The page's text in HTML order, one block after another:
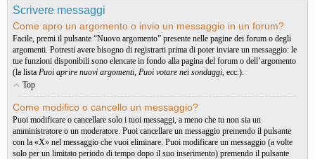
Scrivere messaggi
Come apro un argomento o invio un messaggio in un forum?
Facile, premi il pulsante “Nuovo argomento” presente nelle pagine dei forum o degli
argomenti. Potresti avere bisogno di registrarti prima di poter inviare un messaggio: le
tue funzioni disponibili sono elencate in fondo alla pagina del forum o dell’argomento
(la lista Puoi aprire nuovi argomenti, Puoi votare nei sondaggi, ecc.).
Top
Come modifico o cancello un messaggio?
Puoi modificare o cancellare solo i tuoi messaggi, a meno che tu non sia un
amministratore o un moderatore. Puoi cancellare un messaggio premendo il pulsante
con la «X» nel messaggio che vuoi eliminare. Puoi modificare un messaggio (a volte
solo per un limitato periodo di tempo dopo il suo inserimento) premendo il pulsante